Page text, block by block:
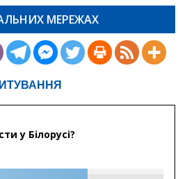
МЕРЕЖАХ
у Білорусі?